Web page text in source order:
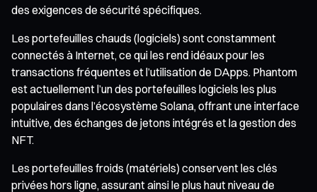
des exigences de sécurité spécifiques.
Les portefeuilles chauds (logiciels) sont constamment
connectés à Internet, ce qui les rend idéaux pour les
transactions fréquentes et l’utilisation de DApps. Phantom
est actuellement l’un des portefeuilles logiciels les plus
populaires dans l’écosystème Solana, offrant une interface
intuitive, des échanges de jetons intégrés et la gestion des
NFT.
Les portefeuilles froids (matériels) conservent les clés
privées hors ligne, assurant ainsi le plus haut niveau de